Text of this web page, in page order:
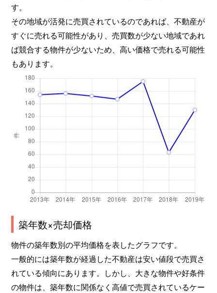
す。
その地域が活発に売買されているのであれば、不動産が
すぐに売れる可能性があり、売買数が少ない地域であれ
ば競合する物件が少ないため、高い価格で売れる可能性
もあります。
築年数×売却価格
物件の築年数別の平均価格を表したグラフです。
一般的には築年数が経過した不動産は安い値段で売買さ
れている傾向にあります。しかし、大きな物件や好条件
の物件は、築年数に関係なく高値で売買されているケー